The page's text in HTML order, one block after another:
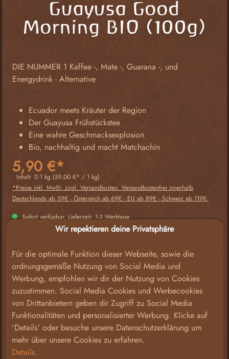
Guayusa Good
Morning BIO (100g)
DIE NUMMER 1 Kaffee -, Mate -, Guarana -, und
Energydrink - Alternative
Ecuador meets Kräuter der Region
Der Guayusa Frühstückstee
Eine wahre Geschmacksexplosion
Bio, nachhaltig und macht Matchachin
5,90 €*
Inhalt: 0.1 kg (59,00 €* / 1 kg)
*Preise inkl. MwSt. zzgl. Versandkosten. Versandkostenfrei innerhalb
Deutschlands ab 59€ - Österreich ab 69€ - EU ab 89€ - Schweiz ab 119€.
Sofort verfügbar, Lieferzeit: 1-3 Werktage
Produkt Anzahl: Gib den gewünschten
IN DEN WARENKORB
Zum Merkzettel hinzufügen
Bestelle für +59,00 €und Du erhältst Deine Bestellung
versandkostenfrei*
Wir repektieren deine Privatsphäre
Für die optimale Funktion dieser Webseite, sowie die
ordnungsgemäße Nutzung von Social Media und
Werbung, empfohlen wir dir der Nutzung von Cookies
zuzustimmen. Social Media Cookies und Werbecookies
von Drittanbietern geben dir Zugriff zu Social Media
Funktionalitäten und personalisierter Werbung. Klicke auf
'Details' oder besuche unsere Datenschutzerklärung um
mehr über unsere Cookies zu erfahren.
Details.